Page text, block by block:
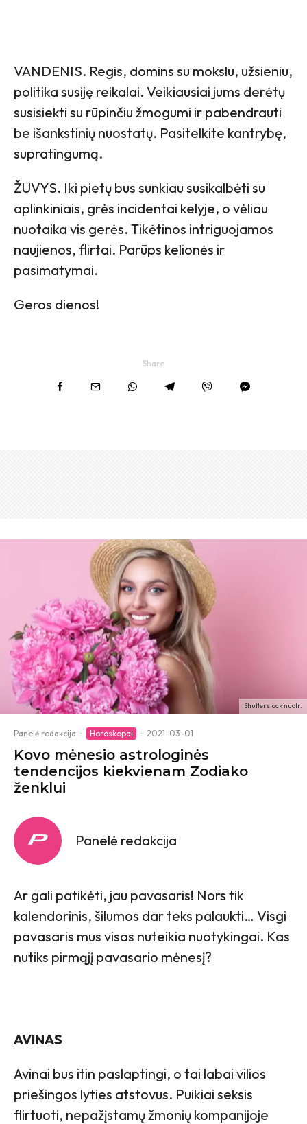
VANDENIS. Regis, domins su mokslu, užsieniu,
politika susiję reikalai. Veikiausiai jums derėtų
susisiekti su rūpinčiu žmogumi ir pabendrauti
be išankstinių nuostatų. Pasitelkite kantrybę,
supratingumą.
ŽUVYS. Iki pietų bus sunkiau susikalbėti su
aplinkiniais, grės incidentai kelyje, o vėliau
nuotaika vis gerės. Tikėtinos intriguojamos
naujienos, flirtai. Parūps kelionės ir
pasimatymai.
Geros dienos!
Share
Shutterstock nuotr.
Panelė redakcija · Horoskopai · 2021-03-01
Kovo mėnesio astrologinės
tendencijos kiekvienam Zodiako
ženklui
Panelė redakcija
Ar gali patikėti, jau pavasaris! Nors tik
kalendorinis, šilumos dar teks palaukti… Visgi
pavasaris mus visas nuteikia nuotykingai. Kas
nutiks pirmąjį pavasario mėnesį?
AVINAS
Avinai bus itin paslaptingi, o tai labai vilios
priešingos lyties atstovus. Puikiai seksis
flirtuoti, nepažįstamų žmonių kompanijoje